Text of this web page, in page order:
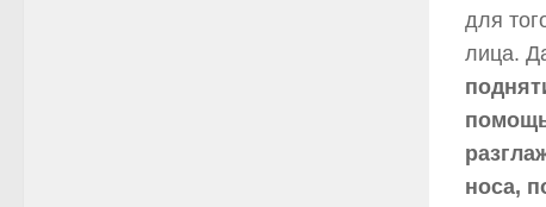
для
лица.
носа,